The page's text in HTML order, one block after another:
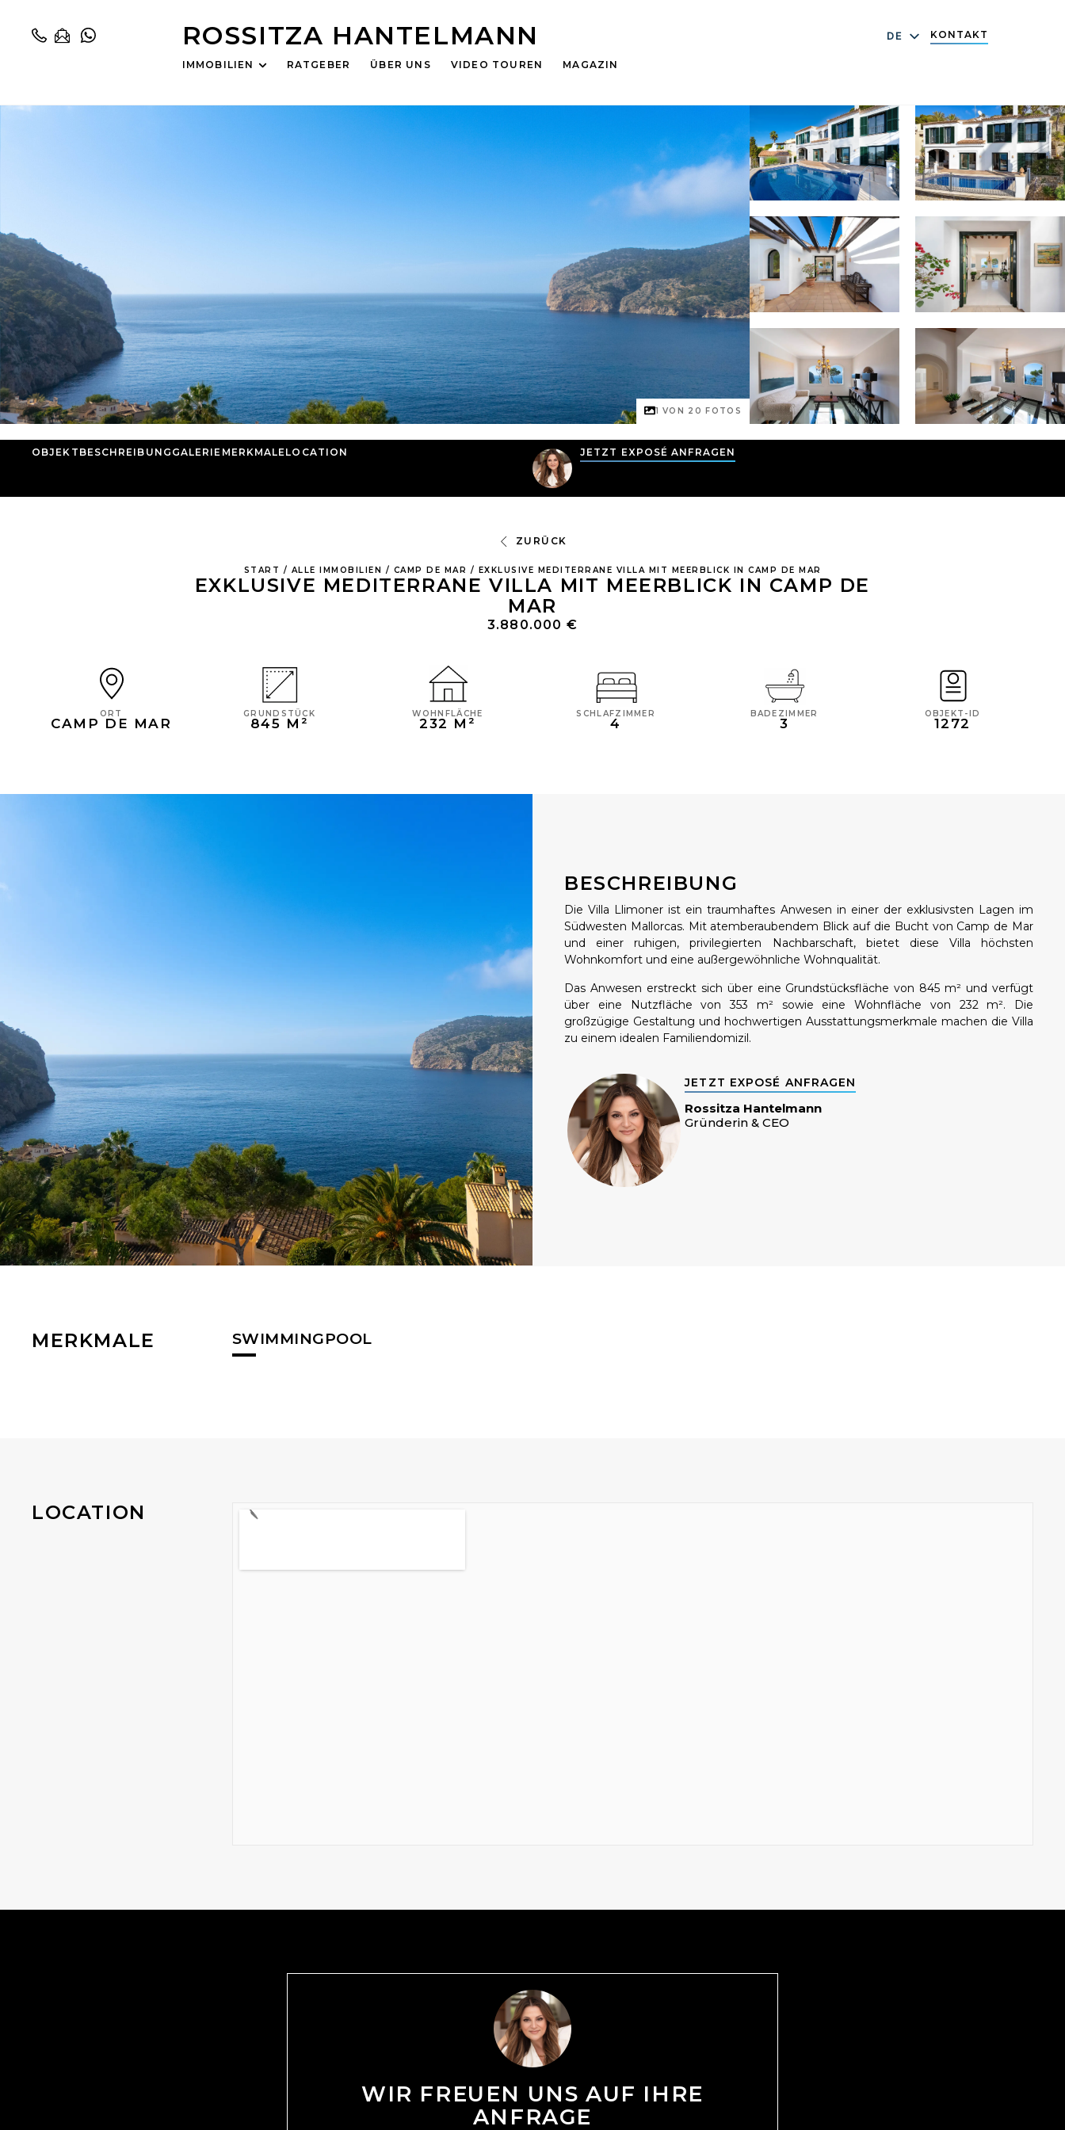
ROSSITZA HANTELMANN
IMMOBILIEN RATGEBER ÜBER UNS VIDEO TOUREN MAGAZIN
DE KONTAKT
1 VON 20 FOTOS
OBJEKTBESCHREIBUNG GALERIE MERKMALELOCATION JETZT EXPOSÉ ANFRAGEN
ZURÜCK
START / ALLE IMMOBILIEN / CAMP DE MAR / EXKLUSIVE MEDITERRANE VILLA MIT MEERBLICK IN CAMP DE MAR
EXKLUSIVE MEDITERRANE VILLA MIT MEERBLICK IN CAMP DE
MAR
3.880.000 €
ORT
CAMP DE MAR
GRUNDSTÜCK
845 M²
WOHNFLÄCHE
232 M²
SCHLAFZIMMER
4
BADEZIMMER
3
OBJEKT-ID
1272
BESCHREIBUNG
Die Villa Llimoner ist ein traumhaftes Anwesen in einer der exklusivsten Lagen im
Südwesten Mallorcas. Mit atemberaubendem Blick auf die Bucht von Camp de Mar
und einer ruhigen, privilegierten Nachbarschaft, bietet diese Villa höchsten
Wohnkomfort und eine außergewöhnliche Wohnqualität.
Das Anwesen erstreckt sich über eine Grundstücksfläche von 845 m² und verfügt
über eine Nutzfläche von 353 m² sowie eine Wohnfläche von 232 m². Die
großzügige Gestaltung und hochwertigen Ausstattungsmerkmale machen die Villa
zu einem idealen Familiendomizil.
JETZT EXPOSÉ ANFRAGEN
Rossitza Hantelmann
Gründerin & CEO
MERKMALE SWIMMINGPOOL
LOCATION
WIR FREUEN UNS AUF IHRE
ANFRAGE